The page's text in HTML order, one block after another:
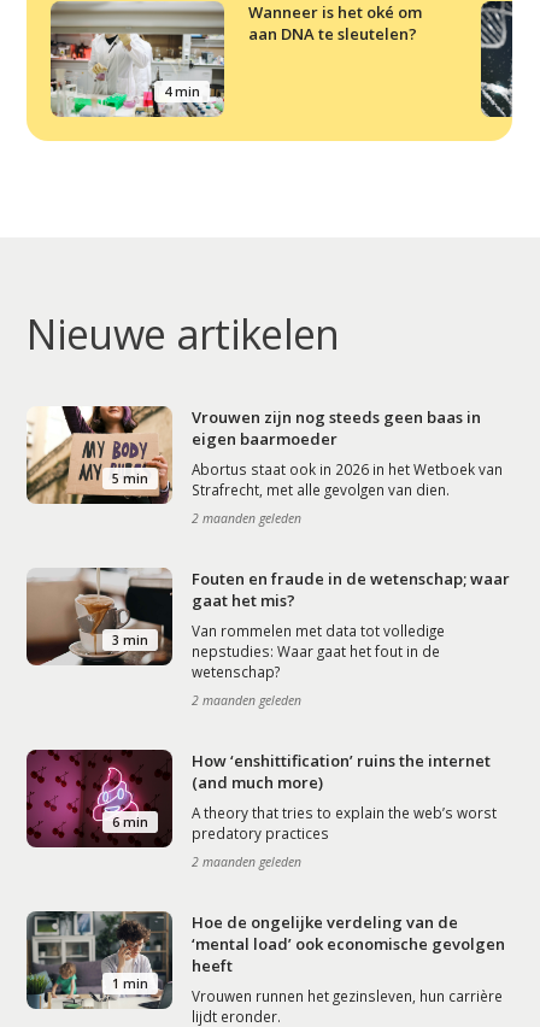
4 min
Wanneer is het oké om
aan DNA te sleutelen?
Nieuwe artikelen
5 min
Vrouwen zijn nog steeds geen baas in
eigen baarmoeder
Abortus staat ook in 2026 in het Wetboek van
Strafrecht, met alle gevolgen van dien.
2 maanden geleden
3 min
Fouten en fraude in de wetenschap; waar
gaat het mis?
Van rommelen met data tot volledige
nepstudies: Waar gaat het fout in de
wetenschap?
2 maanden geleden
6 min
How ‘enshittification’ ruins the internet
(and much more)
A theory that tries to explain the web’s worst
predatory practices
2 maanden geleden
1 min
Hoe de ongelijke verdeling van de
‘mental load’ ook economische gevolgen
heeft
Vrouwen runnen het gezinsleven, hun carrière
lijdt eronder.